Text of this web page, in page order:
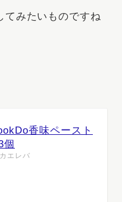
てみたいものですね
香味ペースト
個
カエレバ